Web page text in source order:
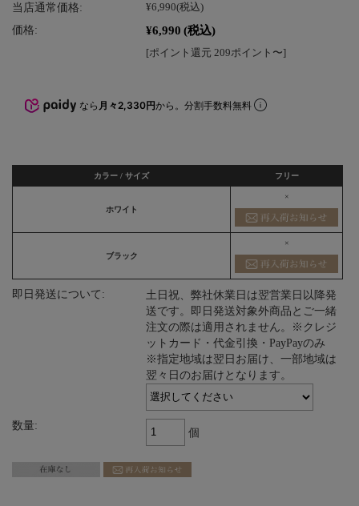
当店通常価格: ¥6,990(税込)
価格: ¥6,990 (税込)
[ポイント還元 209ポイント〜]
なら 月々2,330円から。分割手数料無料
カラー / サイズ フリー
ホワイト
×
ブラック
×
即日発送について:
土日祝、弊社休業日は翌営業日以降発
送です。即日発送対象外商品とご一緒
注文の際は適用されません。※クレジ
ットカード・代金引換・PayPayのみ
※指定地域は翌日お届け、一部地域は
翌々日のお届けとなります。
数量:
個